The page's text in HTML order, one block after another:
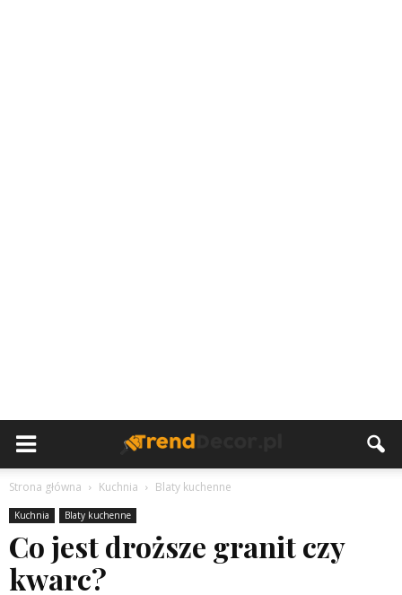
Strona główna Kuchnia Blaty kuchenne
Kuchnia Blaty kuchenne
Co jest droższe granit czy
kwarc?